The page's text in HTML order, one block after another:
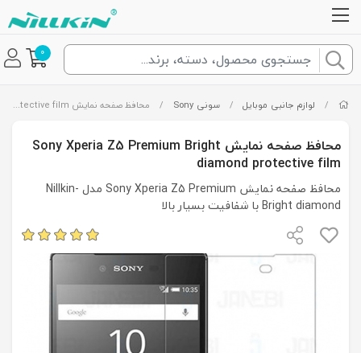
0
/ لوازم جانبی موبایل / سونی Sony / محافظ صفحه نمایش Sony Xperia Z5 Premium Bright diamond protective film
محافظ صفحه نمایش Sony Xperia Z5 Premium Bright
diamond protective film
محافظ صفحه نمایش Sony Xperia Z5 Premium مدل Nillkin-
Bright diamond با شفافیت بسیار بالا